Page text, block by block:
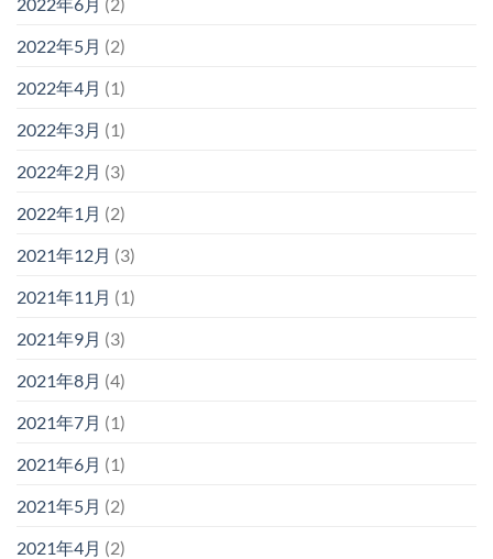
2022年5月 (2)
2022年4月 (1)
2022年3月 (1)
2022年2月 (3)
2022年1月 (2)
2021年12月 (3)
2021年11月 (1)
2021年9月 (3)
2021年8月 (4)
2021年7月 (1)
2021年6月 (1)
2021年5月 (2)
2021年4月 (2)